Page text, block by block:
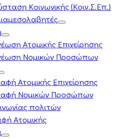
Κοινωνικής (Κοιν.Σ.Επ.)
Ατομικής Επιχείρησης
Νομικών Προσώπων
Ατομικής Επιχείρησης
Νομικών Προσώπων
πολιτών
Ατομικής